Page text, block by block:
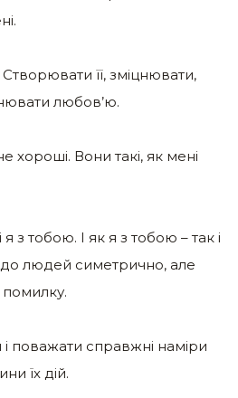
її, зміцнювати,
любов’ю.
хороші. Вони такі, як мені
я з тобою. І як я з тобою – так і
до людей симетрично, але
і поважати справжні наміри
їх дій.